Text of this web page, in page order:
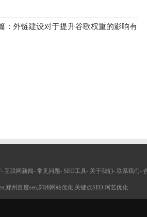
应该注意哪些方面呢？
： 外链建设对于提升谷歌权重的影响有多
- 互联网新闻- 常见问题- SEO工具- 关于我们- 联系我们-
郑州百度seo,郑州网站优化,关键点SEO,珂艺优化